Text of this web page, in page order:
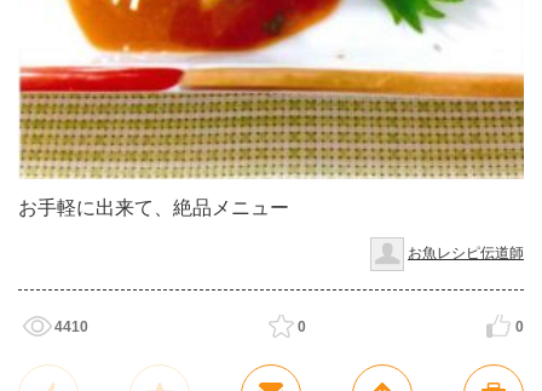
お手軽に出来て、絶品メニュー
お魚レシピ伝道師
4410 0 0